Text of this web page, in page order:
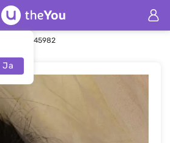
Ja
Make-up #45982